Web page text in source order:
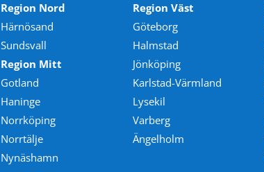
Region Nord
Härnösand
Sundsvall
Region Mitt
Gotland
Haninge
Norrköping
Norrtälje
Nynäshamn
Region Väst
Göteborg
Halmstad
Jönköping
Karlstad-Värmland
Lysekil
Varberg
Ängelholm